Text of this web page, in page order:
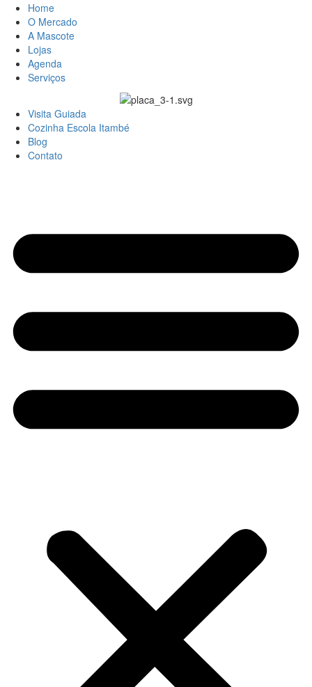
Home
O Mercado
A Mascote
Lojas
Agenda
Serviços
Visita Guiada
Cozinha Escola Itambé
Blog
Contato